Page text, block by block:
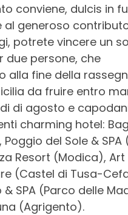
conviene, dulcis in
al generoso
potrete vincere un
due persone, che
alla fine della
da fruire entro
di agosto e
charming hotel:
del Sole & SPA
Resort (Modica),
(Castel di Tusa-
SPA (Parco delle
(Agrigento).